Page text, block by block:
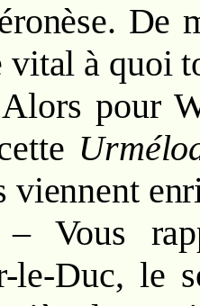
De
à quoi
pour
viennent
Vous
le-Duc, le